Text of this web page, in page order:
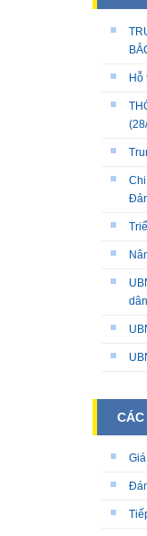
Hỗ
CÁC